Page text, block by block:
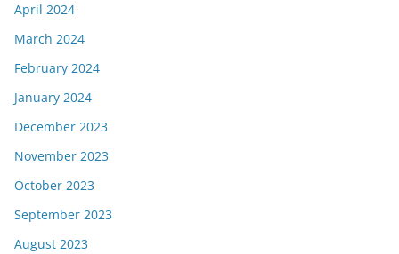
April 2024
March 2024
February 2024
January 2024
December 2023
November 2023
October 2023
September 2023
August 2023